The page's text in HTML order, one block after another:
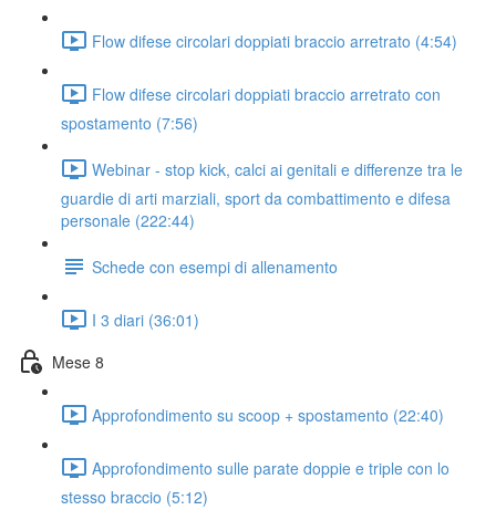
Flow difese circolari doppiati braccio arretrato (4:54)
Flow difese circolari doppiati braccio arretrato con
spostamento (7:56)
Webinar - stop kick, calci ai genitali e differenze tra le
guardie di arti marziali, sport da combattimento e difesa
personale (222:44)
Schede con esempi di allenamento
I 3 diari (36:01)
Mese 8
Approfondimento su scoop + spostamento (22:40)
Approfondimento sulle parate doppie e triple con lo
stesso braccio (5:12)